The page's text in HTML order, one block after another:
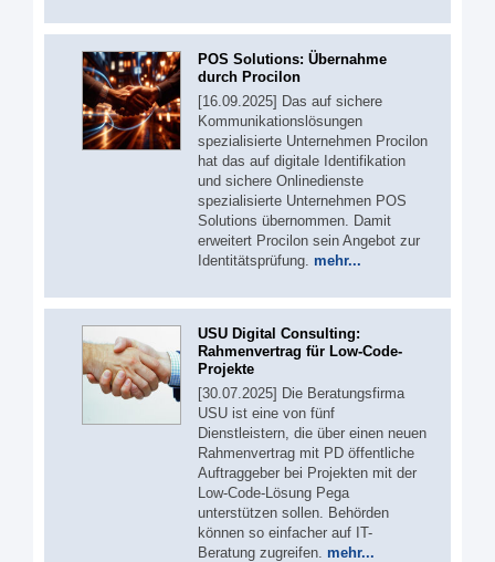
POS Solutions: Übernahme
durch Procilon
[16.09.2025] Das auf sichere
Kommunikationslösungen
spezialisierte Unternehmen Procilon
hat das auf digitale Identifikation
und sichere Onlinedienste
spezialisierte Unternehmen POS
Solutions übernommen. Damit
erweitert Procilon sein Angebot zur
Identitätsprüfung. mehr...
USU Digital Consulting:
Rahmenvertrag für Low-Code-
Projekte
[30.07.2025] Die Beratungsfirma
USU ist eine von fünf
Dienstleistern, die über einen neuen
Rahmenvertrag mit PD öffentliche
Auftraggeber bei Projekten mit der
Low-Code-Lösung Pega
unterstützen sollen. Behörden
können so einfacher auf IT-
Beratung zugreifen. mehr...